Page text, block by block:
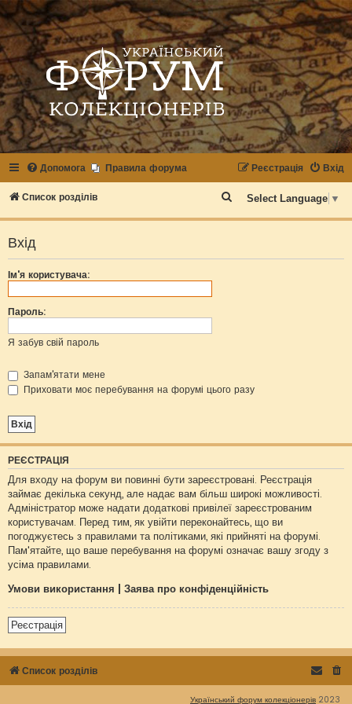
Допомога Правила форума Вхід
Реєстрація
Список розділів Select Language ▼
о
у
Вхід
Ім'я користувача:
Пароль:
Я забув свій пароль
Запам'ятати мене
Приховати моє перебування на форумі цього разу
РЕЄСТРАЦІЯ
Для входу на форум ви повинні бути зареєстровані. Реєстрація
займає декілька секунд, але надає вам більш широкі можливості.
Адміністратор може надати додаткові привілеї зареєстрованим
користувачам. Перед тим, як увійти переконайтесь, що ви
погоджуєтесь з правилами та політиками, які прийняті на форумі.
Пам'ятайте, що ваше перебування на форумі означає вашу згоду з
усіма правилами.
Умови використання
Заява про конфіденційність
Реєстрація
Список розділів
Український форум колекціонерів 2023